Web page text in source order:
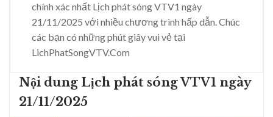
chính xác nhất Lịch phát sóng VTV1 ngày
21/11/2025 với nhiều chương trình hấp dẫn. Chúc
các bạn có những phút giây vui vẻ tại
LichPhatSongVTV.Com
Nội dung Lịch phát sóng VTV1 ngày
21/11/2025